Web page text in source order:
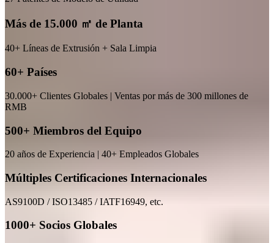
Más de 15.000 ㎡ de Planta
40+ Líneas de Extrusión + Sala Limpia
60+ Países
30.000+ Clientes Globales | Ventas por más de 300 millones de
RMB
500+ Miembros del Equipo
20 años de Experiencia | 40+ Empleados Globales
Múltiples Certificaciones Internacionales
AS9100D / ISO13485 / IATF16949, etc.
1000+ Socios Globales